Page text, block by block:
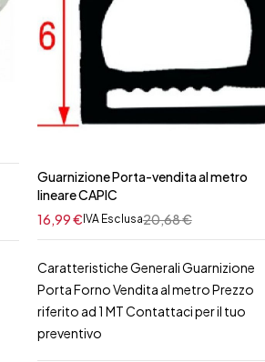
Guarnizione Porta-vendita al metro
lineare CAPIC
20,68€
16,99€IVA Esclusa
Caratteristiche Generali Guarnizione
Porta Forno Vendita al metro Prezzo
riferito ad 1 MT Contattaci per il tuo
preventivo